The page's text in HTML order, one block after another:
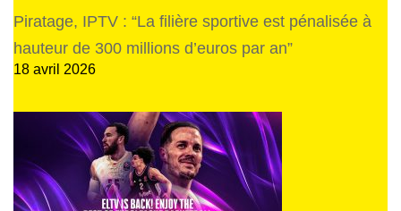
Piratage, IPTV : “La filière sportive est pénalisée à
hauteur de 300 millions d’euros par an”
18 avril 2026